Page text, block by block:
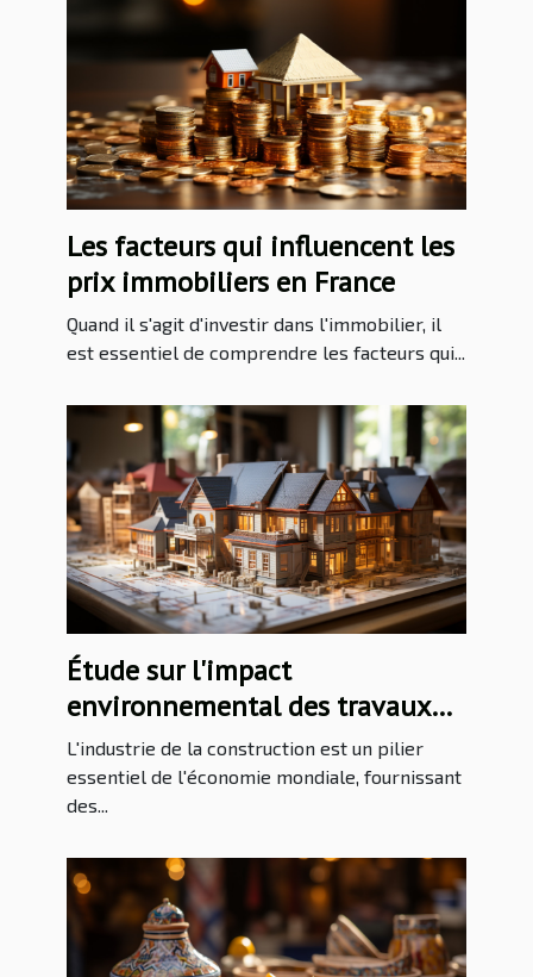
Les facteurs qui influencent les
prix immobiliers en France
Quand il s'agit d'investir dans l'immobilier, il
est essentiel de comprendre les facteurs qui...
Étude sur l'impact
environnemental des travaux
de bâtiment
L'industrie de la construction est un pilier
essentiel de l'économie mondiale, fournissant
des...